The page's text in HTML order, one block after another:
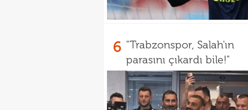
6 "Trabzonspor, Salah'ın
parasını çıkardı bile!"